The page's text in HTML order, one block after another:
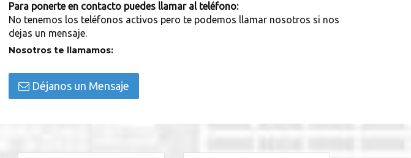
Para ponerte en contacto puedes llamar al teléfono:
No tenemos los teléfonos activos pero te podemos llamar nosotros si nos
dejas un mensaje.
Nosotros te llamamos:
Déjanos un Mensaje